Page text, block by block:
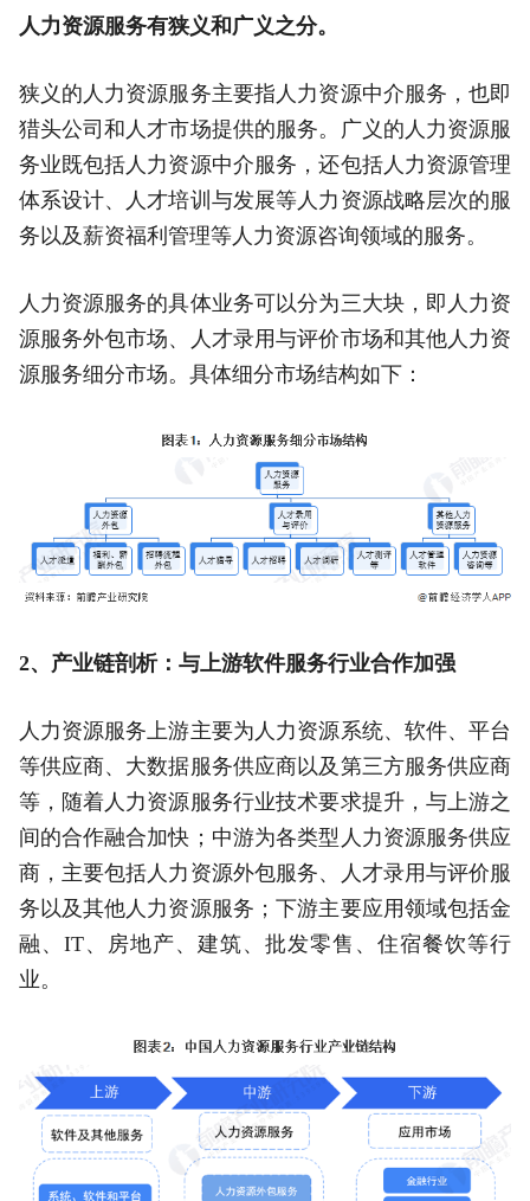
人力资源服务有狭义和广义之分。
狭义的人力资源服务主要指人力资源中介服务，也即
猎头公司和人才市场提供的服务。广义的人力资源服
务业既包括人力资源中介服务，还包括人力资源管理
体系设计、人才培训与发展等人力资源战略层次的服
务以及薪资福利管理等人力资源咨询领域的服务。
人力资源服务的具体业务可以分为三大块，即人力资
源服务外包市场、人才录用与评价市场和其他人力资
源服务细分市场。具体细分市场结构如下：
2、产业链剖析：与上游软件服务行业合作加强
人力资源服务上游主要为人力资源系统、软件、平台
等供应商、大数据服务供应商以及第三方服务供应商
等，随着人力资源服务行业技术要求提升，与上游之
间的合作融合加快；中游为各类型人力资源服务供应
商，主要包括人力资源外包服务、人才录用与评价服
务以及其他人力资源服务；下游主要应用领域包括金
融、IT、房地产、建筑、批发零售、住宿餐饮等行
业。